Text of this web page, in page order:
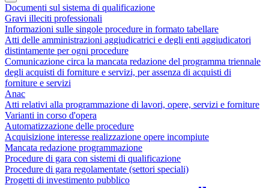
Documenti sul sistema di qualificazione
Gravi illeciti professionali
Informazioni sulle singole procedure in formato tabellare
Atti delle amministrazioni aggiudicatrici e degli enti aggiudicatori
distintamente per ogni procedure
Comunicazione circa la mancata redazione del programma triennale
degli acquisti di forniture e servizi, per assenza di acquisti di
forniture e servizi
Anac
Atti relativi alla programmazione di lavori, opere, servizi e forniture
Varianti in corso d'opera
Automatizzazione delle procedure
Acquisizione interesse realizzazione opere incompiute
Mancata redazione programmazione
Procedure di gara con sistemi di qualificazione
Procedure di gara regolamentate (settori speciali)
Progetti di investimento pubblico